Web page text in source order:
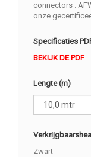
connectors .
onze
Specificaties
BEKIJK DE PDF
Lengte (m)
Zwart